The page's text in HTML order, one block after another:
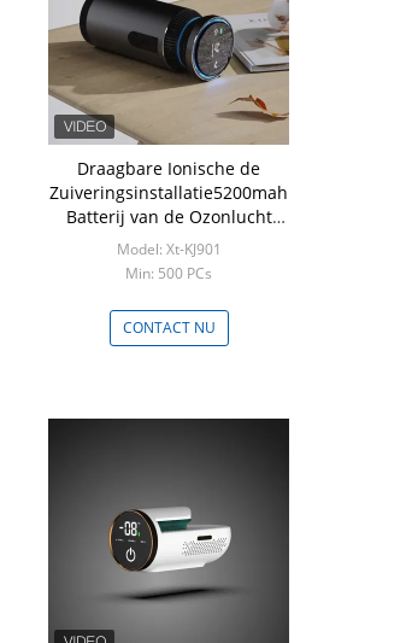
Draagbare Ionische de
Zuiveringsinstallatie5200mah
Batterij van de Ozonlucht
voor Formaldehyde
Model: Xt-KJ901
Min: 500 PCs
CONTACT NU